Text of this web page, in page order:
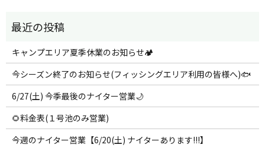
キャンプエリア夏季休業のお知らせ🏕️
今シーズン終了のお知らせ(フィッシングエリア利用の皆様へ)🐟
6/27(土) 今季最後のナイター営業🌙
🌻料金表(１号池のみ営業)
今週のナイター営業【6/20(土) ナイターあります!!!】